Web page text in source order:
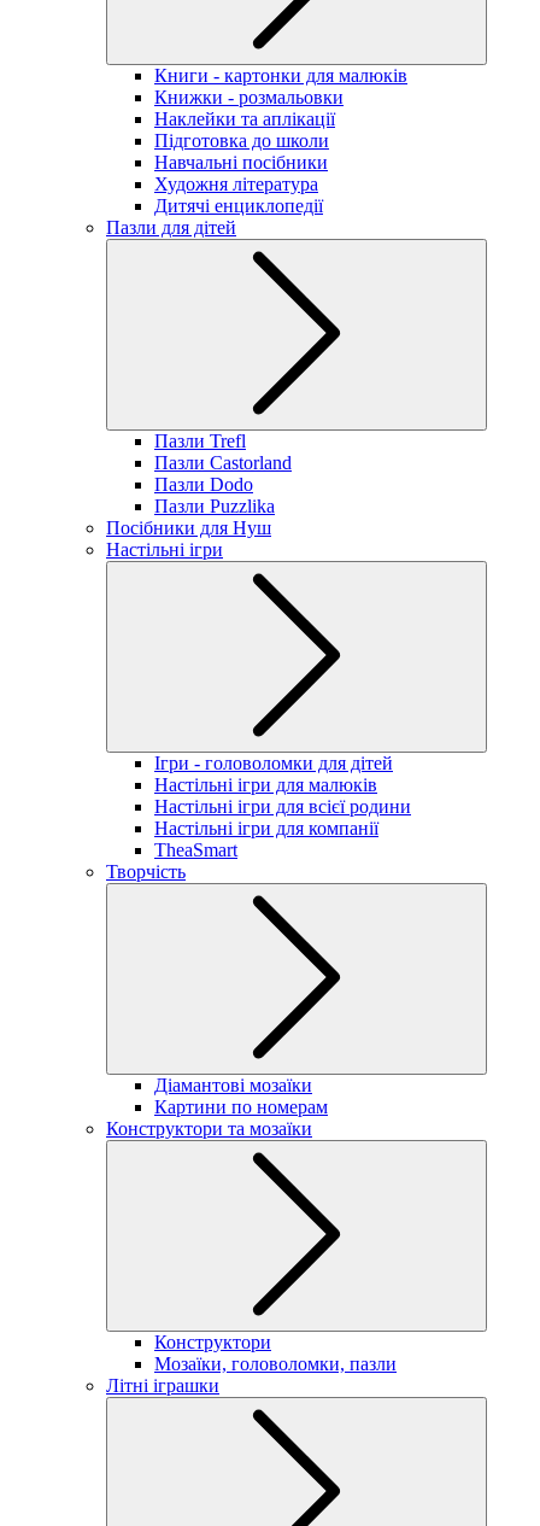
Книги - картонки для малюків
Книжки - розмальовки
Наклейки та аплікації
Підготовка до школи
Навчальні посібники
Художня література
Дитячі енциклопедії
Пазли для дітей
Пазли Trefl
Пазли Castorland
Пазли Dodo
Пазли Puzzlika
Посібники для Нуш
Настільні ігри
Ігри - головоломки для дітей
Настільні ігри для малюків
Настільні ігри для всієї родини
Настільні ігри для компанії
TheaSmart
Творчість
Діамантові мозаїки
Картини по номерам
Конструктори та мозаїки
Конструктори
Мозаїки, головоломки, пазли
Літні іграшки